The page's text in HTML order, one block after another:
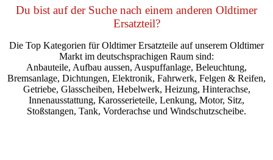
Du bist auf der Suche nach einem anderen Oldtimer
Ersatzteil?
Die Top Kategorien für Oldtimer Ersatzteile auf unserem Oldtimer
Markt im deutschsprachigen Raum sind:
Anbauteile, Aufbau aussen, Auspuffanlage, Beleuchtung,
Bremsanlage, Dichtungen, Elektronik, Fahrwerk, Felgen & Reifen,
Getriebe, Glasscheiben, Hebelwerk, Heizung, Hinterachse,
Innenausstattung, Karosserieteile, Lenkung, Motor, Sitz,
Stoßstangen, Tank, Vorderachse und Windschutzscheibe.